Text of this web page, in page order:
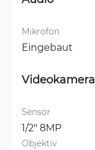
Mikrofon
Eingebaut
Videokamera
Sensor
1/2" 8MP
Objektiv